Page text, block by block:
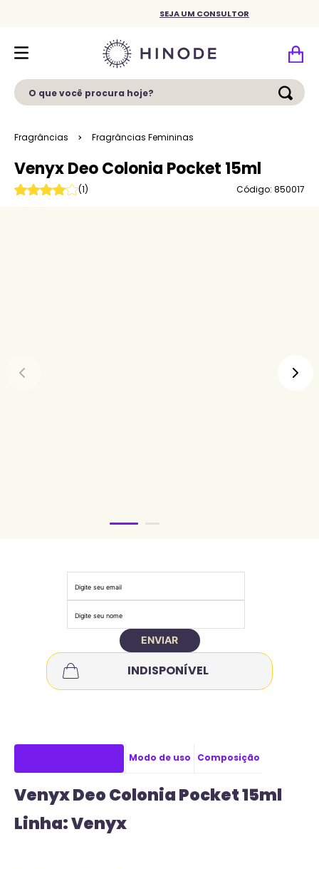
SEJA UM CONSULTOR
O que você procura hoje?
Fragrâncias Fragrâncias Femininas
Venyx Deo Colonia Pocket 15ml
(1) Código: 850017
ENVIAR
INDISPONÍVEL
Modo de uso Composição
Venyx Deo Colonia Pocket 15ml
Linha: Venyx